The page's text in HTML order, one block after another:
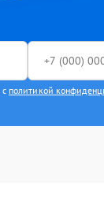
политикой